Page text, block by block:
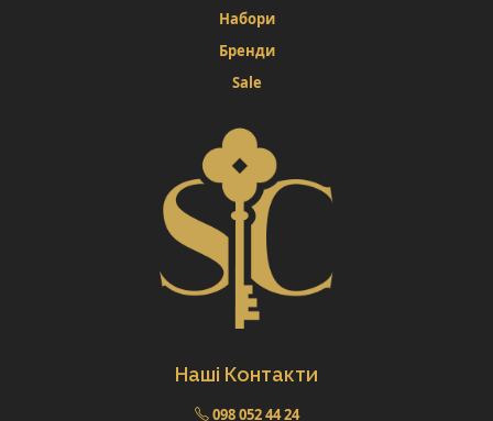
Набори
Бренди
Sale
Наші Контакти
098 052 44 24